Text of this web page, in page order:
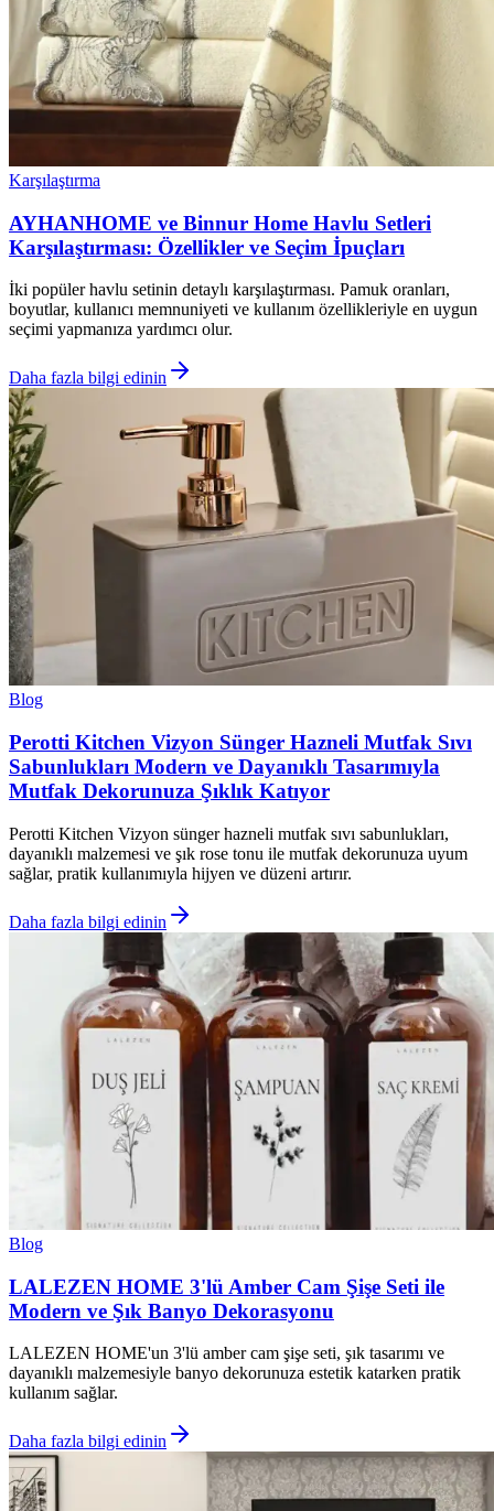
Karşılaştırma
AYHANHOME ve Binnur Home Havlu Setleri
Karşılaştırması: Özellikler ve Seçim İpuçları
İki popüler havlu setinin detaylı karşılaştırması. Pamuk oranları,
boyutlar, kullanıcı memnuniyeti ve kullanım özellikleriyle en uygun
seçimi yapmanıza yardımcı olur.
Daha fazla bilgi edinin
Blog
Perotti Kitchen Vizyon Sünger Hazneli Mutfak Sıvı
Sabunlukları Modern ve Dayanıklı Tasarımıyla
Mutfak Dekorunuza Şıklık Katıyor
Perotti Kitchen Vizyon sünger hazneli mutfak sıvı sabunlukları,
dayanıklı malzemesi ve şık rose tonu ile mutfak dekorunuza uyum
sağlar, pratik kullanımıyla hijyen ve düzeni artırır.
Daha fazla bilgi edinin
Blog
LALEZEN HOME 3'lü Amber Cam Şişe Seti ile
Modern ve Şık Banyo Dekorasyonu
LALEZEN HOME'un 3'lü amber cam şişe seti, şık tasarımı ve
dayanıklı malzemesiyle banyo dekorunuza estetik katarken pratik
kullanım sağlar.
Daha fazla bilgi edinin